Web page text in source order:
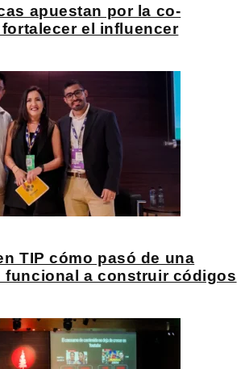
apuestan por la co-
el influencer
TIP cómo pasó de una
funcional a construir códigos